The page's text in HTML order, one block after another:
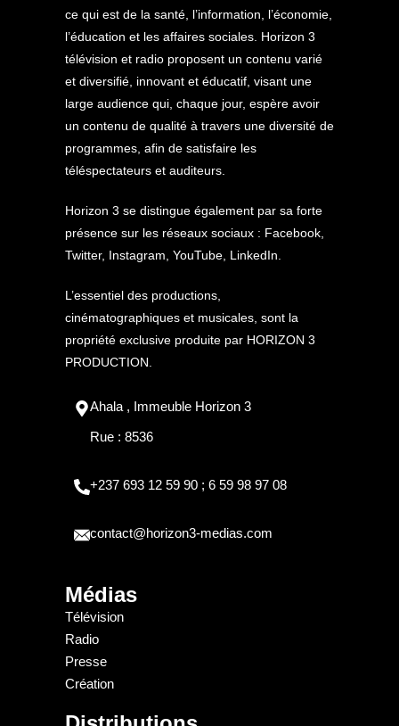
ce qui est de la santé, l’information, l’économie,
l’éducation et les affaires sociales. Horizon 3
télévision et radio proposent un contenu varié
et diversifié, innovant et éducatif, visant une
large audience qui, chaque jour, espère avoir
un contenu de qualité à travers une diversité de
programmes, afin de satisfaire les
téléspectateurs et auditeurs.
Horizon 3 se distingue également par sa forte
présence sur les réseaux sociaux : Facebook,
Twitter, Instagram, YouTube, LinkedIn.
L’essentiel des productions,
cinématographiques et musicales, sont la
propriété exclusive produite par HORIZON 3
PRODUCTION.
Ahala , Immeuble Horizon 3
Rue : 8536
+237 693 12 59 90 ; 6 59 98 97 08
contact@horizon3-medias.com
Médias
Télévision
Radio
Presse
Création